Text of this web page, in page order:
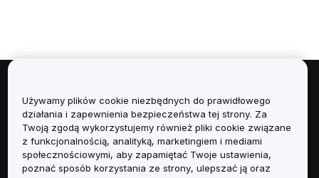
Informacje
Usługi
Obsługa Klienta
Używamy plików cookie niezbędnych do prawidłowego
działania i zapewnienia bezpieczeństwa tej strony. Za
Twoją zgodą wykorzystujemy również pliki cookie związane
z funkcjonalnością, analityką, marketingiem i mediami
społecznościowymi, aby zapamiętać Twoje ustawienia,
poznać sposób korzystania ze strony, ulepszać ją oraz